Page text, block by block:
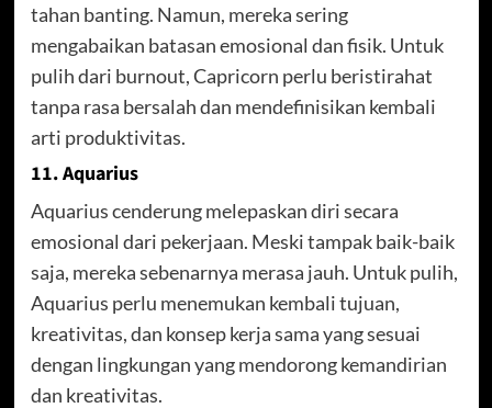
tahan banting. Namun, mereka sering
mengabaikan batasan emosional dan fisik. Untuk
pulih dari burnout, Capricorn perlu beristirahat
tanpa rasa bersalah dan mendefinisikan kembali
arti produktivitas.
11. Aquarius
Aquarius cenderung melepaskan diri secara
emosional dari pekerjaan. Meski tampak baik-baik
saja, mereka sebenarnya merasa jauh. Untuk pulih,
Aquarius perlu menemukan kembali tujuan,
kreativitas, dan konsep kerja sama yang sesuai
dengan lingkungan yang mendorong kemandirian
dan kreativitas.